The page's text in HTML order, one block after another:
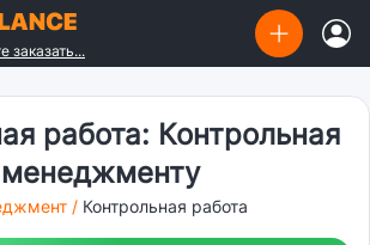
заказать...
работа: Контрольная
/ Контрольная работа